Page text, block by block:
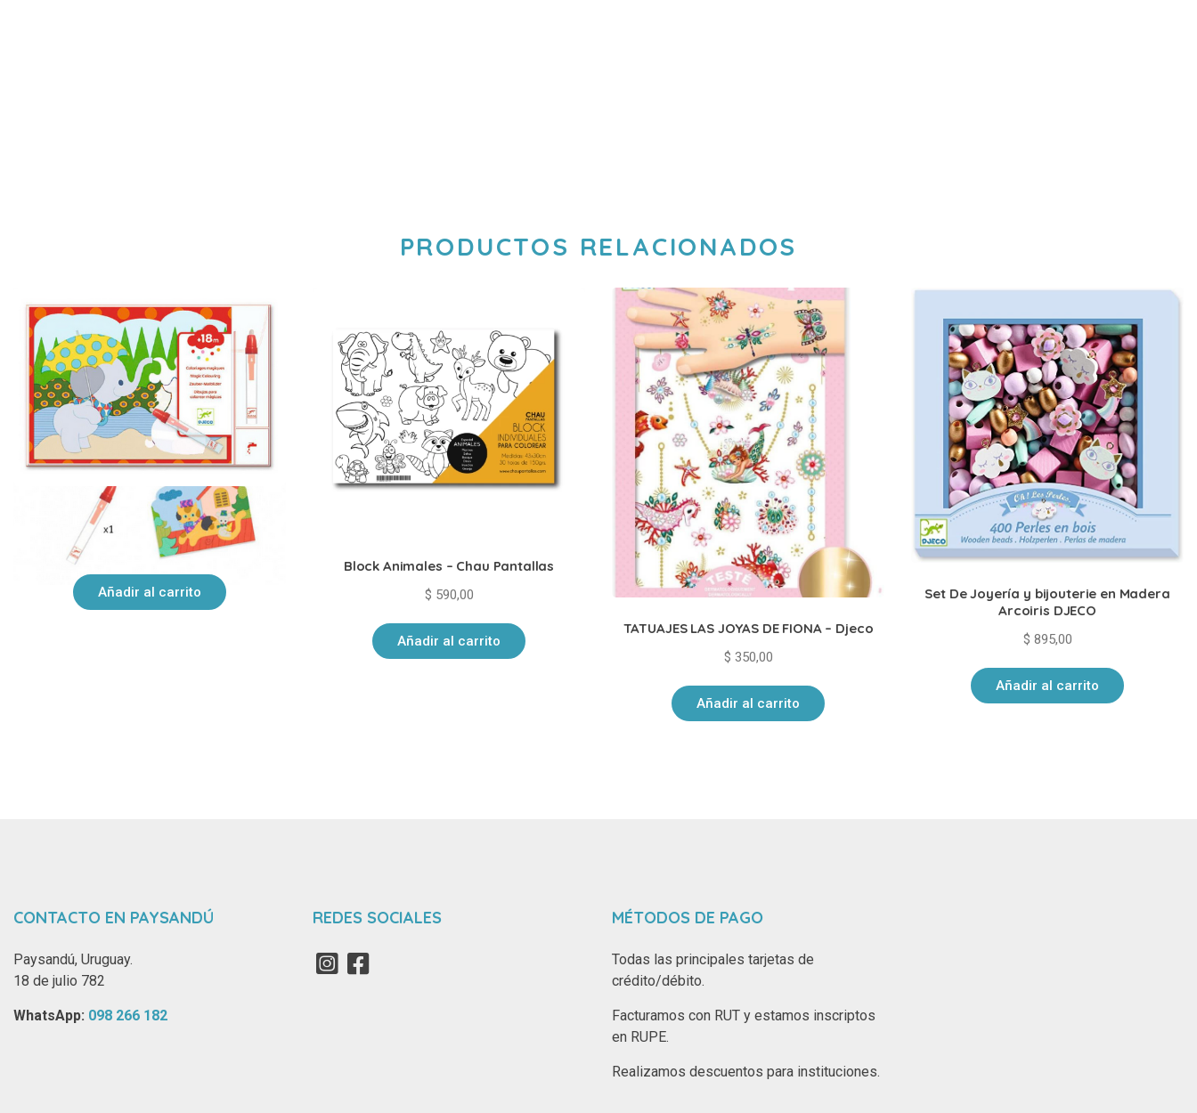
PRODUCTOS RELACIONADOS
Laminas para colorear con agua Djeco
820,00
Añadir al carrito
Block Animales – Chau Pantallas
$ 590,00
Añadir al carrito
TATUAJES LAS JOYAS DE FIONA – Djeco
$ 350,00
Añadir al carrito
Set De Joyería y bijouterie en Madera
Arcoiris DJECO
$ 895,00
Añadir al carrito
CONTACTO EN PAYSANDÚ
Paysandú, Uruguay.
18 de julio 782
WhatsApp: ‪ 098 266 182‬
REDES SOCIALES MÉTODOS DE PAGO
Todas las principales tarjetas de
crédito/débito.
Facturamos con RUT y estamos inscriptos
en RUPE.
Realizamos descuentos para instituciones.